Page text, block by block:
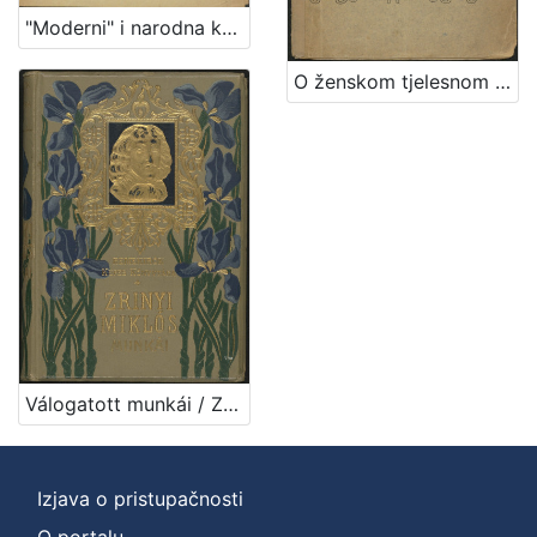
"Moderni" i narodna književnost / Albert Bazala
O ženskom tjelesnom uzgoju / predavao u "Gospojinskom klubu" u Zagrebu dne 29. veljače 1904. Dr. Franjo Bučar
Válogatott munkái / Zrinyi Miklós ; bevezetéssel és jegyzetekkel ellátta Négyes László
Izjava o pristupačnosti